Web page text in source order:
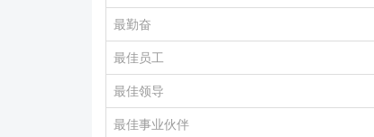
最勤奋
最佳员工
最佳领导
最佳事业伙伴